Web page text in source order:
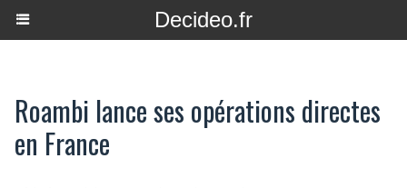
Decideo.fr
Roambi lance ses opérations directes
en France